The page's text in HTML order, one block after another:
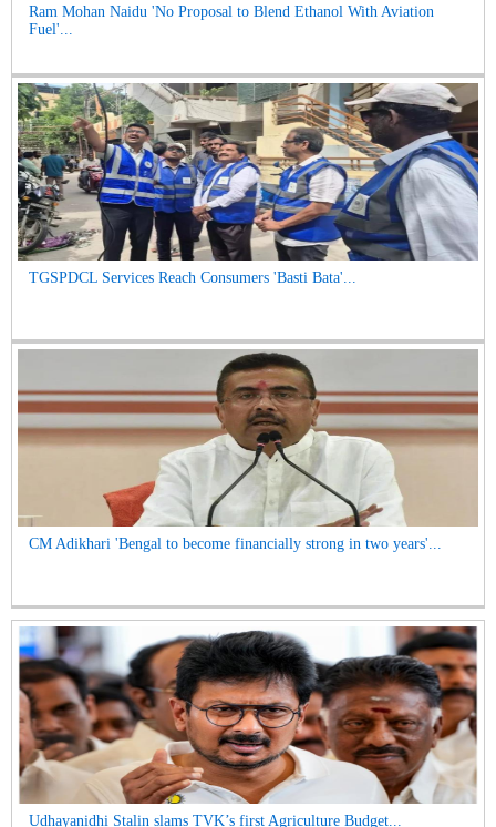
Ram Mohan Naidu 'No Proposal to Blend Ethanol With Aviation
Fuel'...
TGSPDCL Services Reach Consumers 'Basti Bata'...
CM Adikhari 'Bengal to become financially strong in two years'...
Udhayanidhi Stalin slams TVK’s first Agriculture Budget...